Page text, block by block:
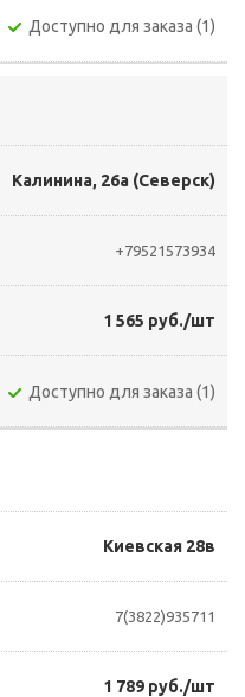
Доступно для заказа (1)
Калинина, 26а (Северск)
+79521573934
1 565 руб./шт
Доступно для заказа (1)
Киевская 28в
7(3822)935711
1 789 руб./шт